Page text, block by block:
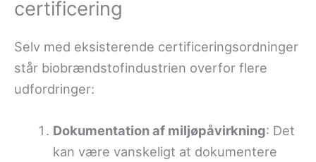
certificering
Selv med eksisterende certificeringsordninger
står biobrændstofindustrien overfor flere
udfordringer:
Dokumentation af miljøpåvirkning: Det
kan være vanskeligt at dokumentere